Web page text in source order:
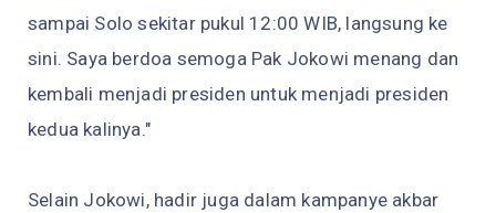
sampai Solo sekitar pukul 12:00 WIB, langsung ke
sini. Saya berdoa semoga Pak Jokowi menang dan
kembali menjadi presiden untuk menjadi presiden
kedua kalinya."
Selain Jokowi, hadir juga dalam kampanye akbar